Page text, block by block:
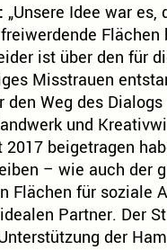
„Unsere Idee war
ist über den für
Misstrauen
Weg des
und
beigetragen
– wie auch der
Flächen für soziale
Partner. Der
der